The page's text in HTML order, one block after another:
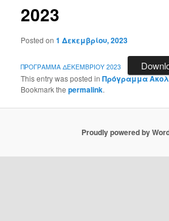
2023
Posted on1 Δεκεμβρίου, 2023
ΠΡΟΓΡΑΜΜΑ ΔΕΚΕΜΒΡΙΟΥ 2023
This entry was posted inΠρόγραμμα
Bookmark thepermalink.
Proudly powered by